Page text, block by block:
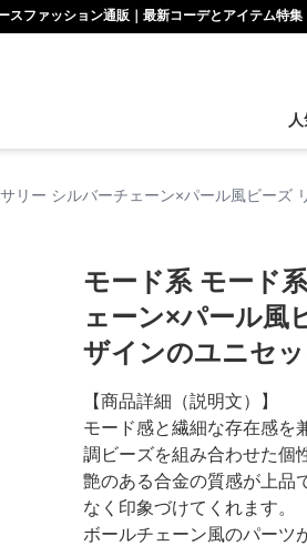
スファッション通販｜最新コーデとアイテム特集
リー シルバーチェーン×パール風ビーズ
モード系 モード
ェーン×パール風
ザインのユニセ
【商品詳細（説明文）】
モード感と繊細な存在感を
調ビーズを組み合わせた個
艶のある合金の質感が上品
なく印象づけてくれます。
ボールチェーン風のパーツ